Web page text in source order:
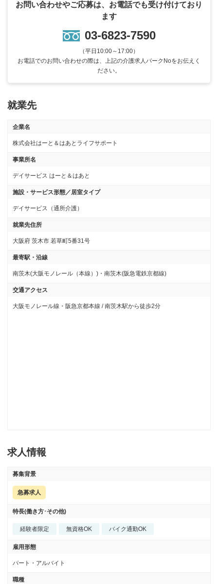
お問い合わせやご応募は、お電話でも受け付けており
ます
03-6823-7590
（平日10:00～17:00）
お電話でのお問い合わせの際は、上記の介護求人パークNoをお伝えく
ださい。
就業先
企業名
株式会社はーと＆はあとライフサポート
事業所名
デイサービス はーと＆はあと
施設・サービス形態／居室タイプ
デイサービス（通所介護）
就業先住所
大阪府 茨木市 若草町5番31号
最寄駅・沿線
南茨木(大阪モノレール（本線）)・南茨木(阪急電鉄京都線)
交通アクセス
大阪モノレール線・阪急京都本線 / 南茨木駅から徒歩2分
求人情報
募集背景
急募求人
特長(働き方･その他)
経験者限定 無資格OK バイク通勤OK
雇用形態
パート・アルバイト
職種